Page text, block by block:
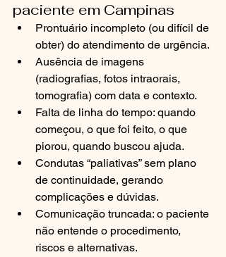
paciente em Campinas
Prontuário incompleto (ou difícil de
obter) do atendimento de urgência.
Ausência de imagens
(radiografias, fotos intraorais,
tomografia) com data e contexto.
Falta de linha do tempo: quando
começou, o que foi feito, o que
piorou, quando buscou ajuda.
Condutas “paliativas” sem plano
de continuidade, gerando
complicações e dúvidas.
Comunicação truncada: o paciente
não entende o procedimento,
riscos e alternativas.